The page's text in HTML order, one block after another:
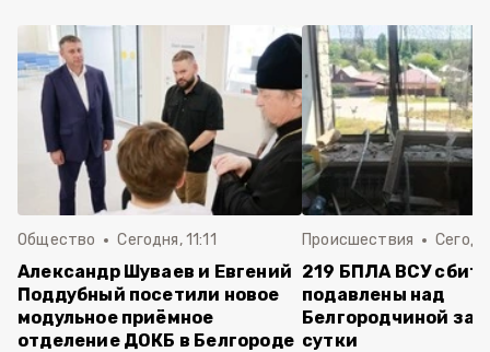
Общество Сегодня, 11:11
Александр Шуваев и Евгений
Поддубный посетили новое
модульное приёмное
отделение ДОКБ в Белгороде
Происшествия
219 БПЛА ВСУ
подавлены над
Белгородчиной за
сутки